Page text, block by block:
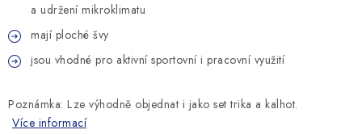
a udržení mikroklimatu
mají ploché švy
jsou vhodné pro aktivní sportovní i pracovní využití
Poznámka: Lze výhodně objednat i jako set trika a kalhot.
Více informací